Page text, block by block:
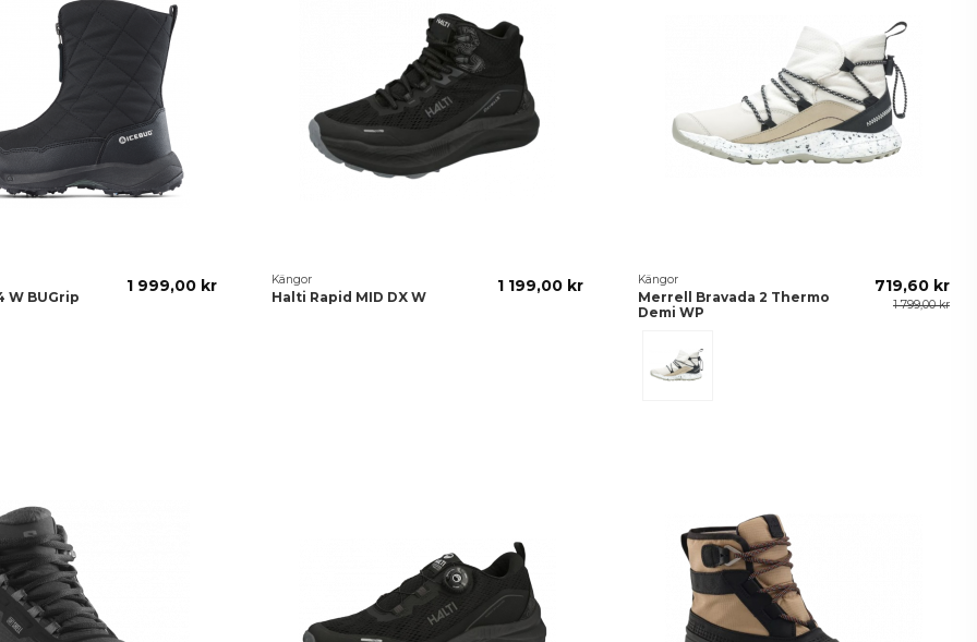
W BUGrip
1 999,00 kr Kängor
Halti Rapid MID DX W
1 199,00 kr Kängor
Merrell Bravada 2 Thermo
Demi WP
719,60 kr
1 799,00 kr